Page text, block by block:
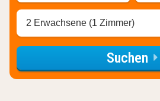
2 Erwachsene (1 Zimmer)
Suchen